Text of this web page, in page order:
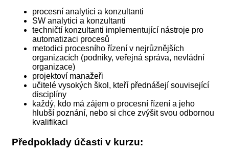
procesní analytici a konzultanti
SW analytici a konzultanti
techničtí konzultanti implementující nástroje pro
automatizaci procesů
metodici procesního řízení v nejrůznějších
organizacích (podniky, veřejná správa, nevládní
organizace)
projektoví manažeři
učitelé vysokých škol, kteří přednášejí související
disciplíny
každý, kdo má zájem o procesní řízení a jeho
hlubší poznání, nebo si chce zvýšit svou odbornou
kvalifikaci
Předpoklady účasti v kurzu: